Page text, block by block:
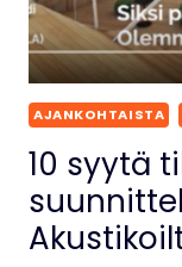
AJANKOHTAISTA
10 syytä